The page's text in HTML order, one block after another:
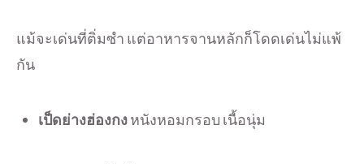
แม้จะเด่นที่ติ่มซำ แต่อาหารจานหลักก็โดดเด่นไม่แพ้
กัน
เป็ดย่างฮ่องกงหนังหอมกรอบ เนื้อนุ่ม